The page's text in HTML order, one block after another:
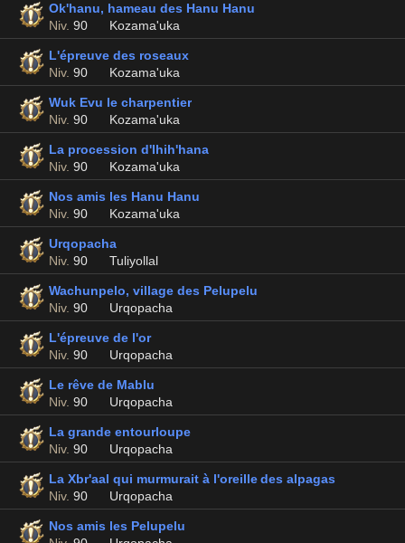
Ok'hanu, hameau des Hanu Hanu
Niv. 90 Kozama'uka
L'épreuve des roseaux
Niv. 90 Kozama'uka
Wuk Evu le charpentier
Niv. 90 Kozama'uka
La procession d'Ihih'hana
Niv. 90 Kozama'uka
Nos amis les Hanu Hanu
Niv. 90 Kozama'uka
Urqopacha
Niv. 90 Tuliyollal
Wachunpelo, village des Pelupelu
Niv. 90 Urqopacha
L'épreuve de l'or
Niv. 90 Urqopacha
Le rêve de Mablu
Niv. 90 Urqopacha
La grande entourloupe
Niv. 90 Urqopacha
La Xbr'aal qui murmurait à l'oreille des alpagas
Niv. 90 Urqopacha
Nos amis les Pelupelu